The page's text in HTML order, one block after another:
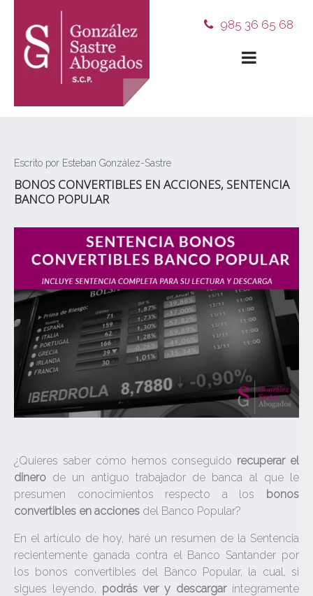
985 36 65 68
Escrito por Esteban González-Sastre
BONOS CONVERTIBLES EN ACCIONES, SENTENCIA
BANCO POPULAR
¿Quieres saber cómo hemos conseguido recuperar el
dinero de un antiguo trabajador de banca al que le
presumen conocimientos respecto a los bonos
convertibles en acciones del Banco Popular?
En el artículo de hoy, haré un resumen de la Sentencia
recientemente ganada contra el Banco Santander por
los bonos convertibles del Banco Popular, la cual, si
sigues leyendo, podrás ver y descargaríntegramente